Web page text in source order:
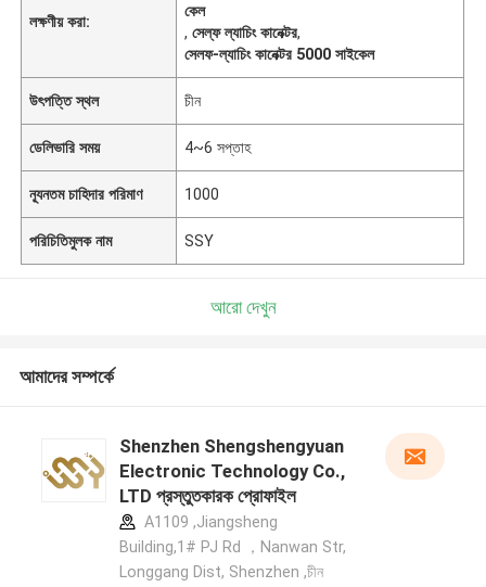
লক্ষণীয় করা:
কেল
,সেল্ফ ল্যাচিং কানেক্টর,
সেলফ-ল্যাচিং কানেক্টর 5000 সাইকেল
উৎপত্তি স্থল চীন
ডেলিভারি সময় 4~6 সপ্তাহ
ন্যূনতম চাহিদার পরিমাণ 1000
পরিচিতিমুলক নাম SSY
আরো দেখুন
আমাদের সম্পর্কে
Shenzhen Shengshengyuan
Electronic Technology Co.,
LTD প্রস্তুতকারক প্রোফাইল
A1109 ,Jiangsheng
Building,1# PJ Rd ，Nanwan Str,
Longgang Dist, Shenzhen ,চীন